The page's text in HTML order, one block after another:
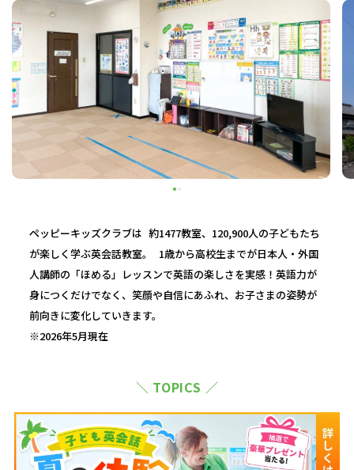
ペッピーキッズクラブは 約1477教室、120,900人の子どもたち
が楽しく学ぶ英会話教室。 1歳から高校生までが日本人・外国
人講師の「ほめる」レッスンで英語の楽しさを実感！英語力が
身につくだけでなく、笑顔や自信にあふれ、お子さまの姿勢が
前向きに変化していきます。
※2026年5月現在
＼ TOPICS ／